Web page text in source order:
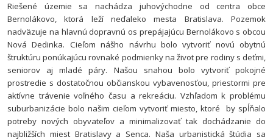
Riešené územie sa nachádza juhovýchodne od centra obce
Bernolákovo, ktorá leží neďaleko mesta Bratislava. Pozemok
nadväzuje na hlavnú dopravnú os prepájajúcu Bernolákovo s obcou
Nová Dedinka. Cieľom nášho návrhu bolo vytvoriť novú obytnú
štruktúru ponúkajúcu rovnaké podmienky na život pre rodiny s deťmi,
seniorov aj mladé páry. Našou snahou bolo vytvoriť pokojné
prostredie s dostatočnou občianskou vybavenosťou, priestormi pre
aktívne trávenie voľného času a rekreáciu. Vzhľadom k problému
suburbanizácie bolo našim cieľom vytvoriť miesto, ktoré by spĺňalo
potreby nových obyvateľov a minimalizovať tak dochádzanie do
najbližších miest Bratislavy a Senca. Naša urbanistická štúdia sa